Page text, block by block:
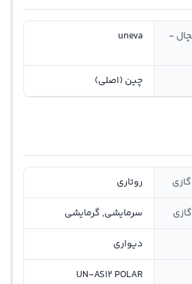
-
uneva
چین (اصلی)
روتاری
سرمایشی, گرمایشی
دیواری
UN-AS12 POLAR